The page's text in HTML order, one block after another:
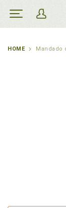
HOME Mandado